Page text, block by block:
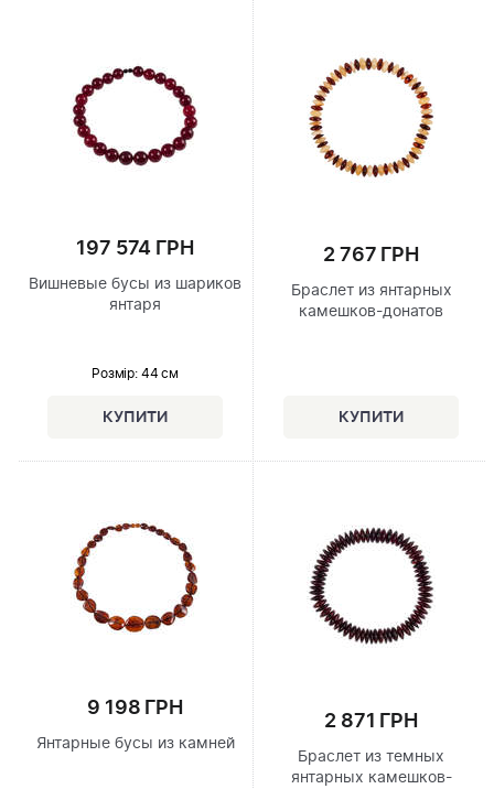
197 574 ГРН
Вишневые бусы из шариков
янтаря
Розмір: 44 см
2 767 ГРН
Браслет из янтарных
камешков-донатов
9 198 ГРН
Янтарные бусы из камней
2 871 ГРН
Браслет из темных
янтарных камешков-